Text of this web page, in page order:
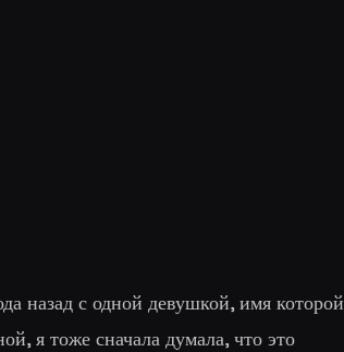
назад с одной девушкой, имя которой
я тоже сначала думала, что это